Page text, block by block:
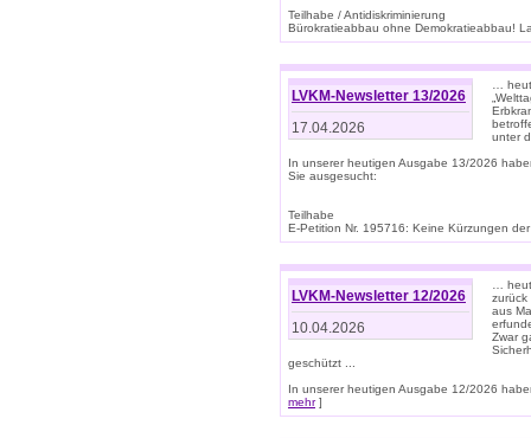
Teilhabe / Antidiskriminierung
Bürokratieabbau ohne Demokratieabbau!
LVKM-Newsletter 13/2026
17.04.2026
…
unter
In unserer heutigen Ausgabe 13/2026
Sie ausgesucht:
Teilhabe
E-Petition Nr. 195716: Keine Kürzungen
LVKM-Newsletter 12/2026
10.04.2026
…
zurück
aus
Zwar
geschützt ...
In unserer heutigen Ausgabe 12/2026
mehr]